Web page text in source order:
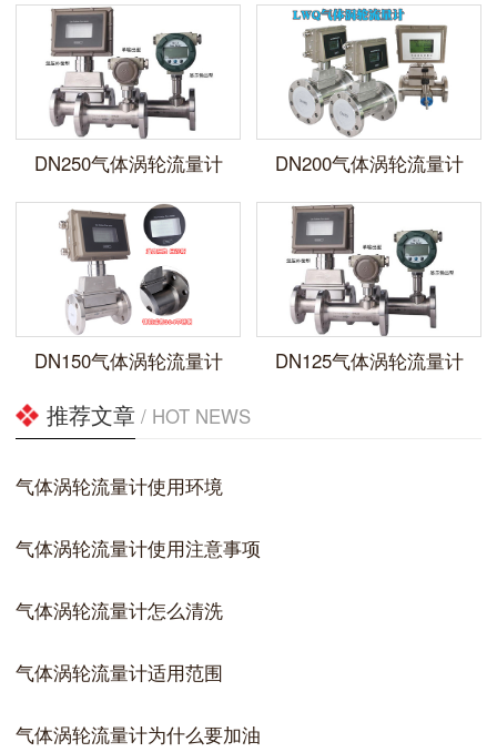
DN250气体涡轮流量计 DN200气体涡轮流量计
DN150气体涡轮流量计 DN125气体涡轮流量计
推荐文章 / HOT NEWS
气体涡轮流量计使用环境
气体涡轮流量计使用注意事项
气体涡轮流量计怎么清洗
气体涡轮流量计适用范围
气体涡轮流量计为什么要加油